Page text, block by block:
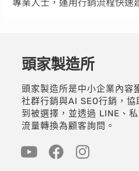
頭家製造所
頭家製造所是中小企業內容
社群行銷與AI SEO行銷，
到被選擇，並透過 LINE、
流量轉換為顧客詢問。